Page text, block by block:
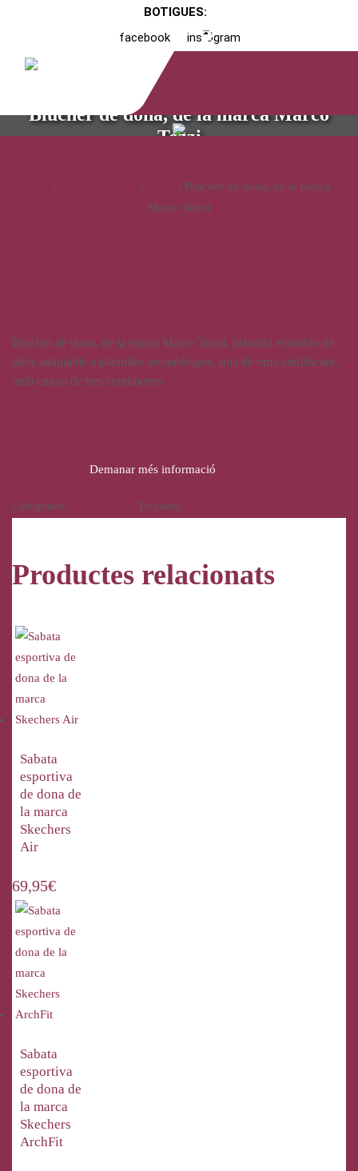
BOTIGUES:
facebook
instagram
Blucher de dona, de la marca Marco
Tozzi
/ / /
/ Blucher de dona, de la marca
Marco Tozzi
Blucher de dona, de la marca Marco Tozzi, plantilla extraible de
làtex adaptable a plantilles ortopèdiques, sola de oma antilliscant,
amb cunya de tres centímetres
Demanar més informació
Categories: , Etiqueta:
Productes relacionats
Sabata
esportiva
de dona de
la marca
Skechers
Air
69,95€
Sabata
esportiva
de dona de
la marca
Skechers
ArchFit